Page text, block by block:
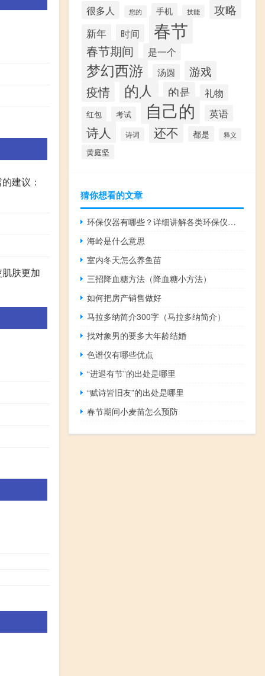
建议：
肤更加
很多人 您的 手机 技能 攻略
新年 时间 春节
春节期间 是一个
梦幻西游 汤圆 游戏
疫情 的人 的是 礼物
红包 考试 自己的 英语
诗人 诗词 还不 都是 释义
黄庭坚
猜你想看的文章
环保仪器有哪些？详细讲解各类环保仪器的使用方法
海岭是什么意思
室内冬天怎么养鱼苗
三招降血糖方法（降血糖小方法）
如何把房产销售做好
马拉多纳简介300字（马拉多纳简介）
找对象男的要多大年龄结婚
色谱仪有哪些优点
“进退有节”的出处是哪里
“赋诗皆旧友”的出处是哪里
春节期间小麦苗怎么预防